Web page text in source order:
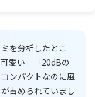
を分析したとこ
愛い」「20dBの
ンパクトなのに風
占められていまし